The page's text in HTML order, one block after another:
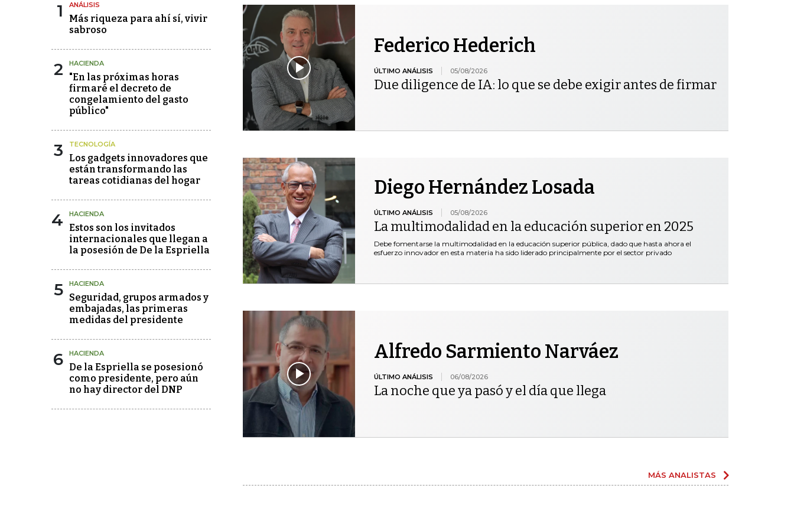
1 ANÁLISIS
Más riqueza para ahí sí, vivir
sabroso
2 HACIENDA
"En las próximas horas
firmaré el decreto de
congelamiento del gasto
público"
3 TECNOLOGÍA
Los gadgets innovadores que
están transformando las
tareas cotidianas del hogar
4 HACIENDA
Estos son los invitados
internacionales que llegan a
la posesión de De la Espriella
5 HACIENDA
Seguridad, grupos armados y
embajadas, las primeras
medidas del presidente
6 HACIENDA
De la Espriella se posesionó
como presidente, pero aún
no hay director del DNP
Federico Hederich
ÚLTIMO ANÁLISIS 05/08/2026
Due diligence de IA: lo que se debe exigir antes de firmar
Diego Hernández Losada
ÚLTIMO ANÁLISIS 05/08/2026
La multimodalidad en la educación superior en 2025
Debe fomentarse la multimodalidad en la educación superior pública, dado que hasta ahora el
esfuerzo innovador en esta materia ha sido liderado principalmente por el sector privado
Alfredo Sarmiento Narváez
ÚLTIMO ANÁLISIS 06/08/2026
La noche que ya pasó y el día que llega
MÁS ANALISTAS